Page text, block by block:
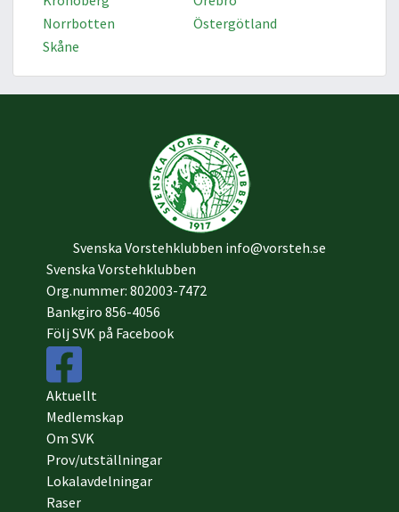
Norrbotten
Östergötland
Skåne
Svenska Vorstehklubben info@vorsteh.se
Svenska Vorstehklubben
Org.nummer: 802003-7472
Bankgiro 856-4056
Följ SVK på Facebook
Aktuellt
Medlemskap
Om SVK
Prov/utställningar
Lokalavdelningar
Raser